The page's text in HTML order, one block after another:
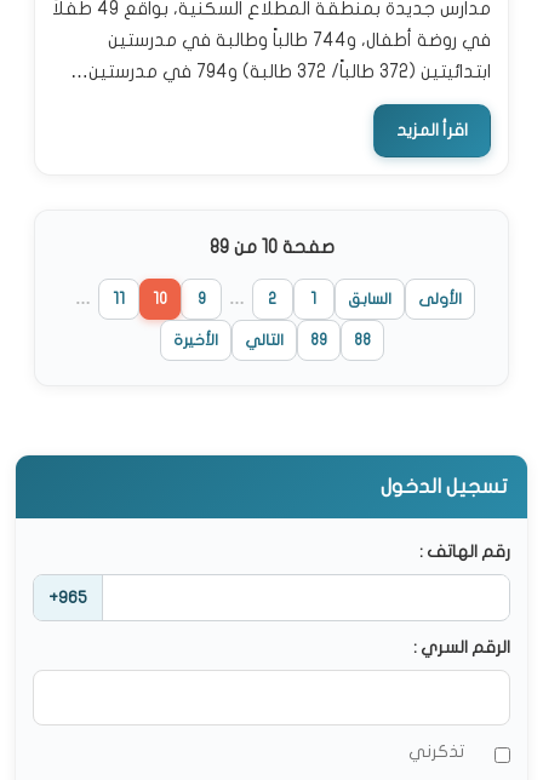
مدارس جديدة بمنطقة المطلاع السكنية، بواقع 49 طفلاً
في روضة أطفال، و744 طالباً وطالبة في مدرستين
ابتدائيتين (372 طالباً/ 372 طالبة) و794 في مدرستين…
اقرأ المزيد
صفحة 10 من 89
الأولى السابق 2
…
9
10
…
88
89 التالي الأخيرة
تسجيل الدخول
رقم الهاتف :
+965
الرقم السري :
تذكرني